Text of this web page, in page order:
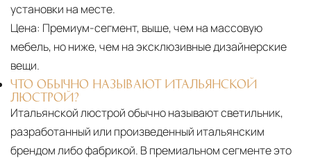
установки на месте.
Цена: Премиум-сегмент, выше, чем на массовую
мебель, но ниже, чем на эксклюзивные дизайнерские
вещи.
ЧТО ОБЫЧНО НАЗЫВАЮТ ИТАЛЬЯНСКОЙ
ЛЮСТРОЙ?
Итальянской люстрой обычно называют светильник,
разработанный или произведенный итальянским
брендом либо фабрикой. В премиальном сегменте это